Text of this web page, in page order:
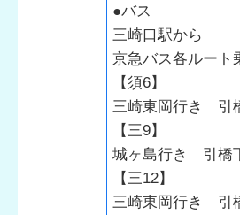
●バス
三崎口駅から
京急バス各ルート
【須6】
三崎東岡行き 引
【三9】
城ヶ島行き 引橋
【三12】
三崎東岡行き 引